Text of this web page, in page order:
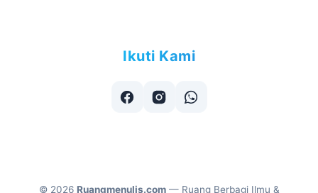
Ikuti Kami
© 2026 Ruangmenulis.com— Ruang Berbagi Ilmu &